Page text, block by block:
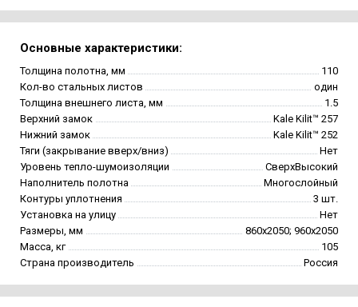
Основные характеристики:
Толщина полотна, мм
110
Кол-во стальных листов
один
Толщина внешнего листа, мм
1.5
Верхний замок
Kale Kilit™ 257
Нижний замок
Kale Kilit™ 252
Тяги (закрывание вверх/вниз)
Нет
Уровень тепло-шумоизоляции
СверхВысокий
Наполнитель полотна
Многослойный
Контуры уплотнения
3 шт.
Установка на улицу
Нет
Размеры, мм
860х2050; 960х2050
Масса, кг
105
Страна производитель
Россия